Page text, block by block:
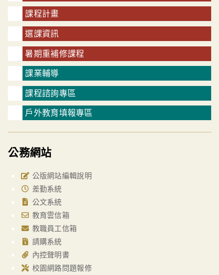
課程計畫
選課資訊
暑期重補修課程
課業輔導
課程諮詢專區
戶外教育填報專區
公務網站
公版網站編輯說明
差勤系統
公文系統
教育雲信箱
教職員工信箱
請購系統
內控聲明書
校園網路問題報修